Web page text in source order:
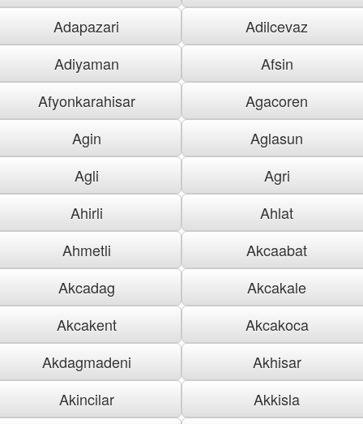
Adapazari
Adilcevaz
Adiyaman
Afsin
Afyonkarahisar
Agacoren
Agin
Aglasun
Agli
Agri
Ahirli
Ahlat
Ahmetli
Akcaabat
Akcadag
Akcakale
Akcakent
Akcakoca
Akdagmadeni
Akhisar
Akincilar
Akkisla